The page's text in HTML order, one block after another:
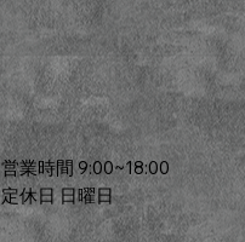
営業時間 9:00~18:00
​定休日 日曜日